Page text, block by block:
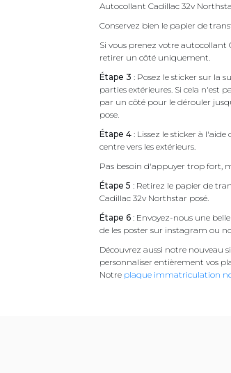
Autocollant Cadillac 32v
Conservez bien le papier de
Si vous prenez votre
retirer un côté uniquement.
Étape 3 : Posez le sticker sur la
parties extérieures. Si cela n'est
par un côté pour le dérouler
pose.
Étape 4 : Lissez le sticker à
centre vers les extérieurs.
Pas besoin d'appuyer trop fort,
Étape 5 : Retirez le papier de
Cadillac 32v Northstar posé.
Étape 6 : Envoyez-nous une
de les poster sur instagram ou
Découvrez aussi notre nouveau
personnaliser entièrement vos
Notre plaque immatriculation